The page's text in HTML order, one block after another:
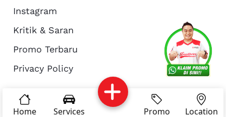
About Us
Reservasi Article
Home Services Promo Location
Instagram
Kritik & Saran
Promo Terbaru
Privacy Policy
© Copyright 2026 - Dokter Mobil Indonesia